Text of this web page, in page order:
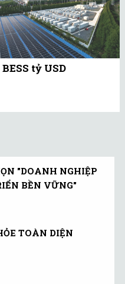
BESS tỷ USD
"DOANH NGHIỆP
BỀN VỮNG"
TOÀN DIỆN